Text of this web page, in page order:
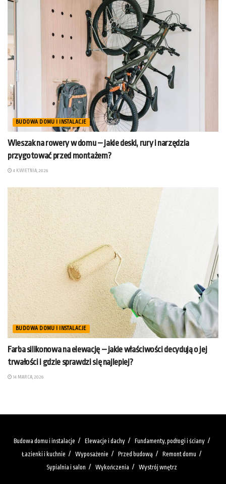
BUDOWA DOMU I INSTALACJE
Wieszak na rowery w domu – jakie deski, rury i narzędzia
przygotować przed montażem?
4 KWIETNIA, 2026
BUDOWA DOMU I INSTALACJE
Farba silikonowa na elewację – jakie właściwości decydują o jej
trwałości i gdzie sprawdzi się najlepiej?
14 MARCA, 2026
Budowa domu i instalacje Elewacje i dachy
Fundamenty, podłogi i ściany
Łazienki i kuchnie
Wyposażenie Przed budową
Remont domu
Sypialnia i salon
Wykończenia Wystrój wnętrz